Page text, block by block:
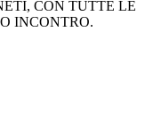
CON TUTTE LE
INCONTRO.